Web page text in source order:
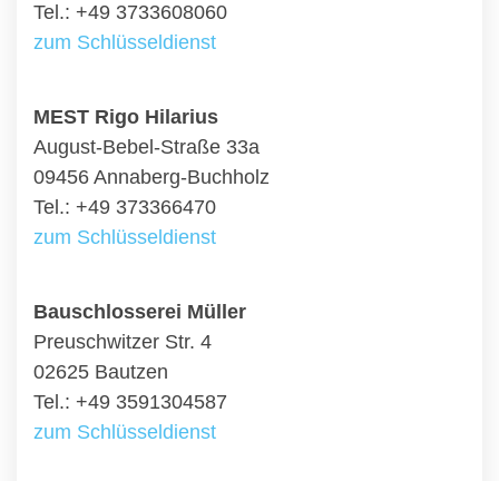
Tel.: +49 3733608060
zum Schlüsseldienst
MEST Rigo Hilarius
August-Bebel-Straße 33a
09456 Annaberg-Buchholz
Tel.: +49 373366470
zum Schlüsseldienst
Bauschlosserei Müller
Preuschwitzer Str. 4
02625 Bautzen
Tel.: +49 3591304587
zum Schlüsseldienst